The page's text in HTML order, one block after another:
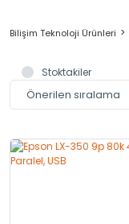
Bilişim Teknoloji Ürünleri
Stoktakiler